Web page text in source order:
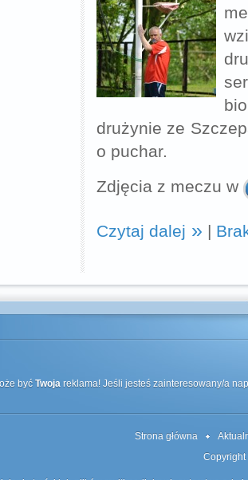
drużynie ze
o puchar.
Zdjęcia z meczu w
Czytaj dalej |
być Twoja reklama! Jeśli jesteś zainteresowany/a
Strona główna